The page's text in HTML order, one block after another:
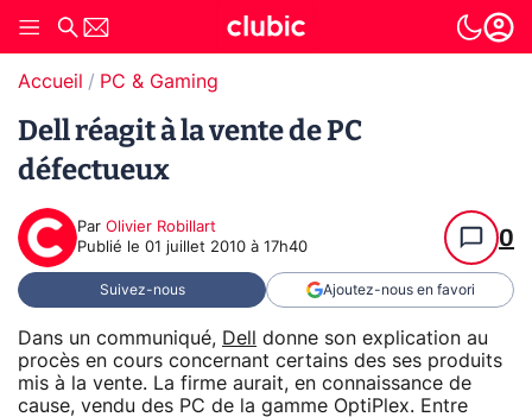
Accueil PC & Gaming
Dell réagit à la vente de PC
défectueux
Par Olivier Robillart
Publié le 01 juillet 2010 à 17h40 0
Suivez-nous Ajoutez-nous en favori
Dans un communiqué, Dell
donne son explication au
procès en cours concernant certains des ses produits
mis à la vente. La firme aurait, en connaissance de
cause, vendu des PC de la gamme OptiPlex. Entre